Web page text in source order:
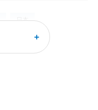
日本
の課題